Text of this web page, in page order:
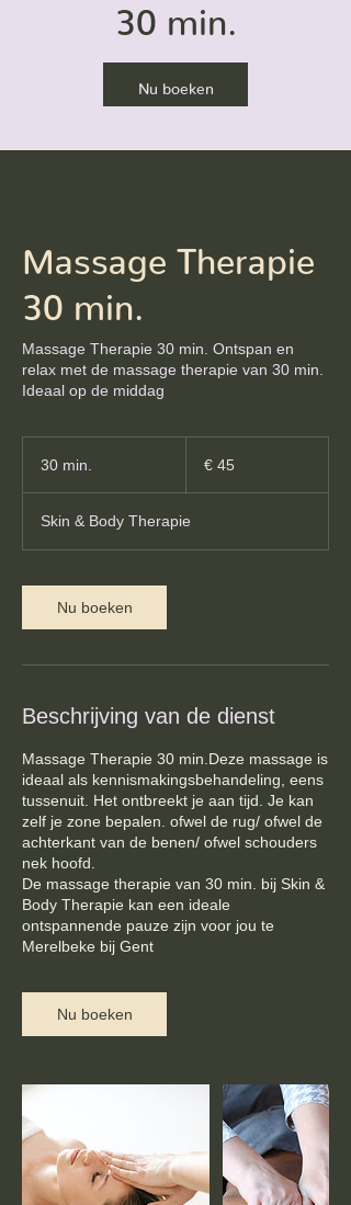
30 min.
Nu boeken
Massage Therapie
30 min.
Massage Therapie 30 min. Ontspan en
relax met de massage therapie van 30 min.
Ideaal op de middag
30 min.
i
n
€ 45
Skin & Body Therapie
Nu boeken
Beschrijving van de dienst
Massage Therapie 30 min.Deze massage is
ideaal als kennismakingsbehandeling, eens
tussenuit. Het ontbreekt je aan tijd. Je kan
zelf je zone bepalen. ofwel de rug/ ofwel de
achterkant van de benen/ ofwel schouders
nek hoofd.
De massage therapie van 30 min. bij Skin &
Body Therapie kan een ideale
ontspannende pauze zijn voor jou te
Merelbeke bij Gent
Nu boeken